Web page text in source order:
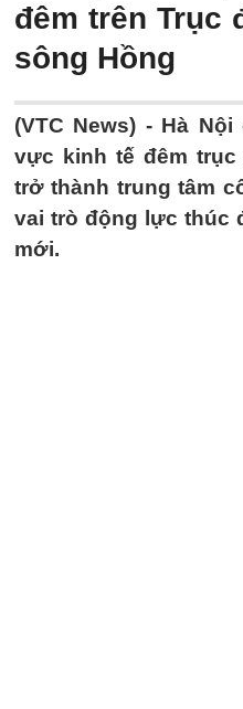
đêm trên Trục
sông Hồng
(VTC News) - Hà Nội
vực kinh tế đêm trục
trở thành trung tâm
vai trò động lực thúc
mới.